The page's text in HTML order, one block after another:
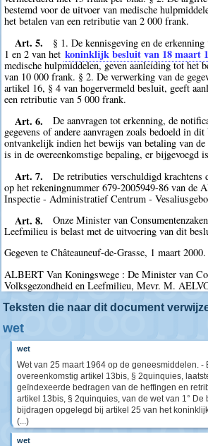
bestemd voor de uitvoer van medische
het betalen van een retributie van 2 000 frank.
Art. 5.
§ 1. De kennisgeving en de
1 en 2 van het koninklijk besluit van 18 maart
medische hulpmiddelen, geven aanleiding tot het
van 10 000 frank. § 2. De verwerking van de
artikel 16, § 4 van hogervermeld besluit, geeft
een retributie van 5 000 frank.
Art. 6.
De aanvragen tot erkenning, de
gegevens of andere aanvragen zoals bedoeld in
ontvankelijk indien het bewijs van betaling van
is in de overeenkomstige bepaling, er bijgevoegd
Art. 7.
De retributies verschuldigd krachtens
op het rekeningnummer 679-2005949-86 van de
Inspectie - Administratief Centrum -
Art. 8.
Onze Minister van
Leefmilieu is belast met de uitvoering van dit
Gegeven te Châteauneuf-de-Grasse, 1 maart 2000.
ALBERT Van Koningswege : De Minister van
Volksgezondheid en Leefmilieu, Mevr. M.
Teksten die naar dit document
wet
wet
Wet van 25 maart 1964 op de geneesmiddelen. -
overeenkomstig artikel 13bis, § 2quinquies,
geïndexeerde bedragen van de heffingen en
artikel 13bis, § 2quinquies, van de wet van 1° De
bijdragen opgelegd bij artikel 25 van het
(...)
wet